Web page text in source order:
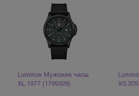
Luminox Мужские часы
XL.1977 (1799326)